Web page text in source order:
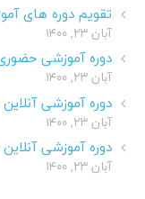
تقویم دوره های
آبان ۲۳, ۱۴۰۰
دوره آموزشی
آبان ۲۳, ۱۴۰۰
دوره آموزشی
آبان ۲۳, ۱۴۰۰
دوره آموزشی
آبان ۲۳, ۱۴۰۰